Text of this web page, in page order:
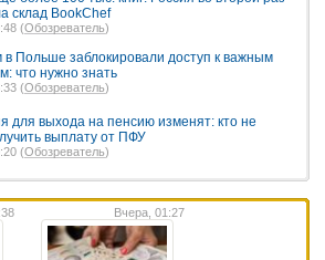
склад BookChef
(Обозреватель)
в Польше заблокировали доступ к важным
что нужно знать
(Обозреватель)
для выхода на пенсию изменят: кто не
выплату от ПФУ
(Обозреватель)
Вчера, 01:27